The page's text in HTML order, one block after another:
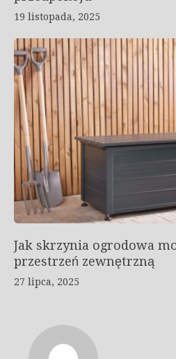
19 listopada, 2025
Jak skrzynia ogrodowa
przestrzeń zewnętrzną
27 lipca, 2025